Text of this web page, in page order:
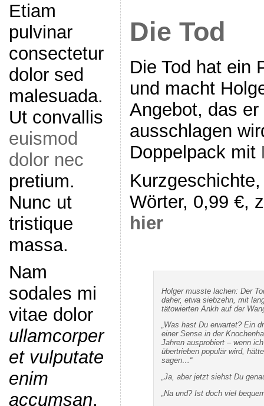
Etiam
pulvinar
consectetur
dolor sed
malesuada.
Ut convallis
euismod
dolor nec
pretium.
Nunc ut
tristique
massa.
Nam
sodales mi
vitae dolor
ullamcorper
et vulputate
enim
accumsan.
Die Tod
Die Tod hat ein
und macht
Angebot, das er
ausschlagen
Doppelpack mit
Wörter, 0,99 €,
hier
Holger musste lachen: Der
daher, etwa siebzehn, mit
tätowierten Ankh auf der
„Was hast Du erwartet? Ein
einer Sense in der
Jahren ausprobiert – wenn
übertrieben populär wird,
sagen…“
„Ja, aber jetzt siehst Du
„Na und? Ist doch viel